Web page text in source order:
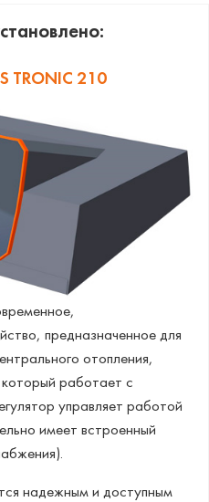
TRONIC 210
предназначенное для
отопления,
работает с
управляет работой
имеет встроенный
надежным и доступным